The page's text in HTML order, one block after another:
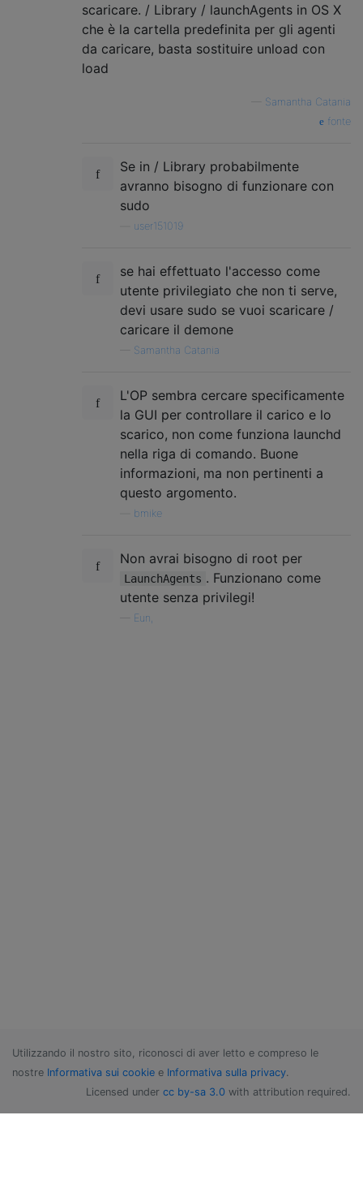
scaricare. / Library / launchAgents in OS X
che è la cartella predefinita per gli agenti
da caricare, basta sostituire unload con
load
Samantha Catania
fonte
Se in / Library probabilmente
avranno bisogno di funzionare con
sudo
user151019
se hai effettuato l'accesso come
utente privilegiato che non ti serve,
devi usare sudo se vuoi scaricare /
caricare il demone
Samantha Catania
L'OP sembra cercare specificamente
la GUI per controllare il carico e lo
scarico, non come funziona launchd
nella riga di comando. Buone
informazioni, ma non pertinenti a
questo argomento.
bmike
Non avrai bisogno di root per
LaunchAgents . Funzionano come
utente senza privilegi!
Eun,
Utilizzando il nostro sito, riconosci di aver letto e compreso le
nostre Informativa sui cookie e Informativa sulla privacy.
Licensed under cc by-sa 3.0 with attribution required.